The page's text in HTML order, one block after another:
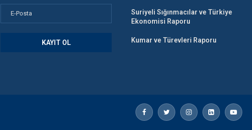
Suriyeli Sığınmacılar ve Türkiye
Ekonomisi Raporu
Kumar ve Türevleri Raporu